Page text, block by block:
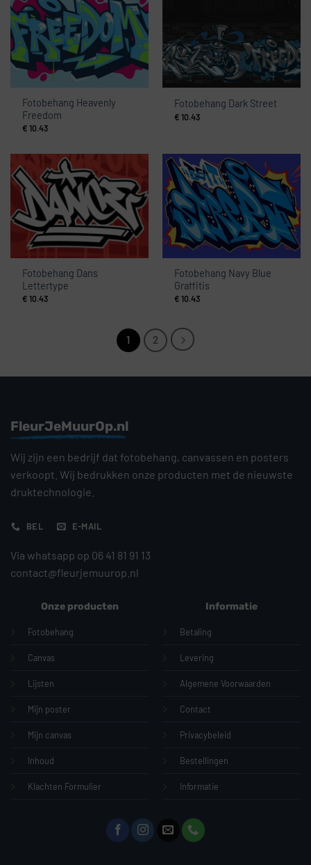
Fotobehang Heavenly
Freedom
€ 10.43
Fotobehang Dark Street
€ 10.43
Fotobehang Dans
Lettertype
€ 10.43
Fotobehang Navy Blue
Graffitis
€ 10.43
1 2
FleurJeMuurOp.nl
Wij zijn een bedrijf dat fotobehang, canvassen en posters
verkoopt. Wij bedrukken onze producten met de nieuwste
druktechnologie.
BEL E-MAIL
Via whatsapp op 06 41 81 91 13
contact@fleurjemuurop.nl
Onze producten
Fotobehang
Canvas
Lijsten
Mijn poster
Mijn canvas
Inhoud
Klachten Formulier
Informatie
Betaling
Levering
Algemene Voorwaarden
Contact
Privacybeleid
Bestellingen
Informatie